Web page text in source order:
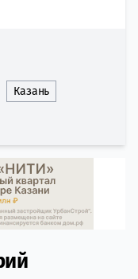
Казань